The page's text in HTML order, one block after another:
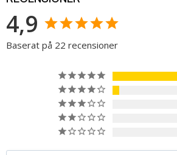
4,9
Baserat på 22 recensioner